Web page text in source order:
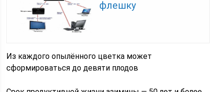
флешку
Из каждого опылённого цветка может
сформироваться до девяти плодов